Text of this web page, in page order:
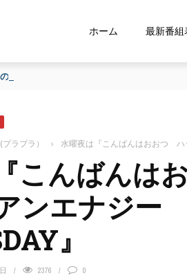
ホーム 最新番組
の放送、もう一度聴きたいな…』にお応え！
ラプラ） › 水曜夜は『こんばんはおおつ ハ
こんばんは
ンエナジー
』
2376 0